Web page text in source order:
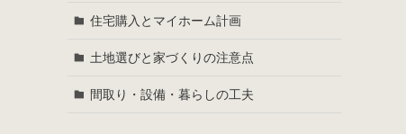
住宅購入とマイホーム計画
土地選びと家づくりの注意点
間取り・設備・暮らしの工夫